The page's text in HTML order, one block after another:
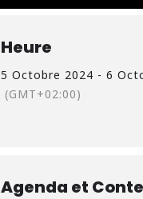
Heure
5 Octobre 2024 - 6
(GMT+02:00)
Agenda et